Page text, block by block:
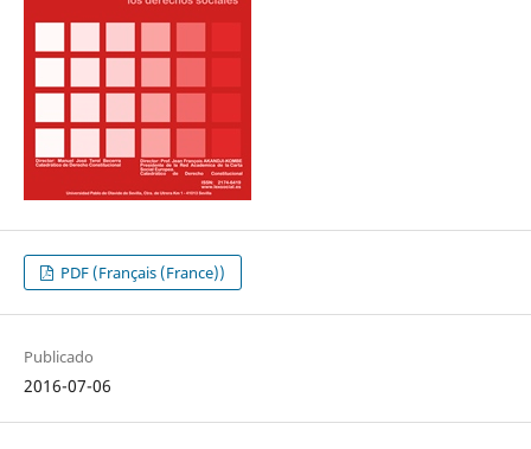
PDF (Français (France))
Publicado
2016-07-06